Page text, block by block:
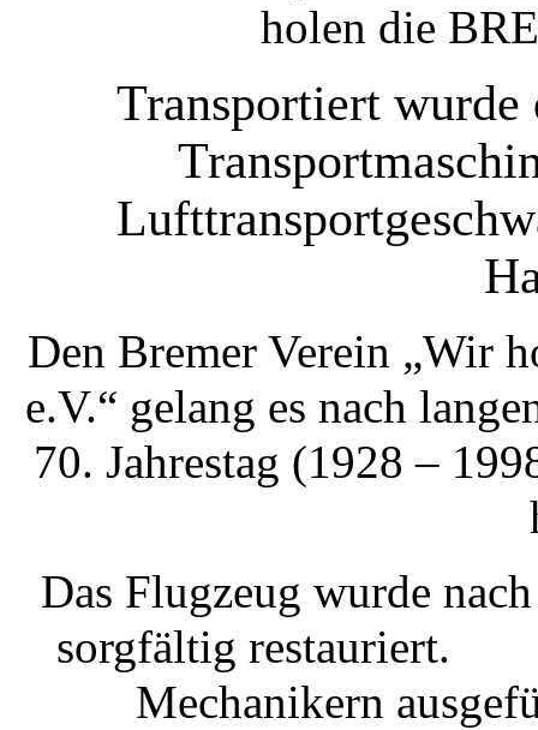
holen die
Transportiert
Den Bremer Verein „Wir
e.V.“ gelang es nach
70. Jahrestag (1928 –
Das Flugzeug wurde
sorgfältig restauriert.
Mechanikern